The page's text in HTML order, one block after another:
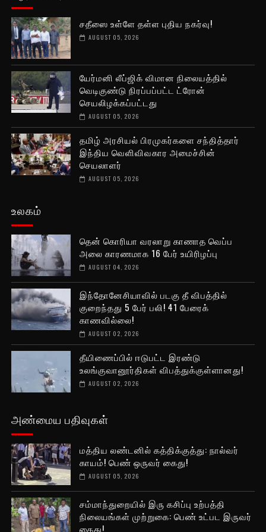
சதீஸை உள்ளே தள்ள புதிய நகர்வு!
AUGUST 05, 2026
யேர்மனி லீப்ஜிக் விமான நிலையத்தில்
வெடிகுண்டு நிரப்பப்பட்ட ட்ரோன்
செயலிழக்கப்பட்டது
AUGUST 05, 2026
தமிழ் அரசியல் பிரமுகர்களை சந்தித்தார்
இந்திய வெளிவிவகார அமைச்சின்
செயலாளர்
AUGUST 05, 2026
உலகம்
தென் கொரியா வரலாறு காணாத வெப்ப
அலை காரணமாக 16 பேர் உயிரிழப்பு
AUGUST 04, 2026
இந்தோனேசியாவில் படகு தீ விபத்தில்
குறைந்தது 5 பேர் பலி! 41 பேரைக்
காணவில்லை!
AUGUST 02, 2026
தீயிணைப்பில் ஈடுபட்ட இரண்டு
உலங்குவானூர்திகள் விபத்துக்குள்ளானது!
AUGUST 02, 2026
அண்மைய பதிவுகள்
மத்திய லண்டனில் கத்திக்குத்து: நால்வர்
காயம்! பெண் ஒருவர் கைது!
AUGUST 05, 2026
சம்மாந்துறையில் இரு கசிப்பு உற்பத்தி
நிலையங்கள் முற்றுகை: பெண் உட்பட இருவர்
கைது!